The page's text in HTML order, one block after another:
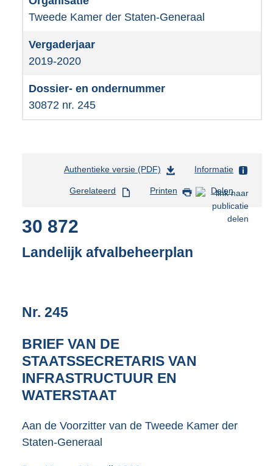
Tweede Kamer der Staten-Generaal
2019-2020
30872 nr. 245
Authentieke versie (PDF)
s
s
:
4
Informatie
Gerelateerd Printen Delen
30 872
Landelijk afvalbeheerplan
Nr. 245
BRIEF VAN DE
STAATSSECRETARIS VAN
INFRASTRUCTUUR EN
WATERSTAAT
Aan de Voorzitter van de Tweede Kamer der
Staten-Generaal